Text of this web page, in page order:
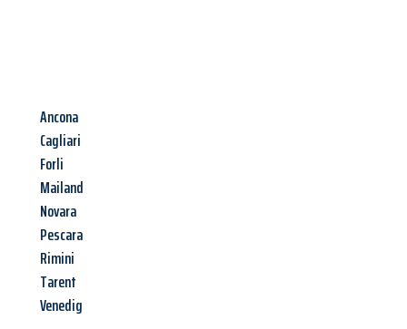
Ancona
Cagliari
Forli
Mailand
Novara
Pescara
Rimini
Tarent
Venedig